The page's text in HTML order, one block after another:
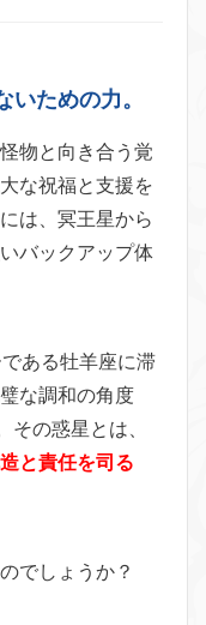
ための力。
物と向き合う覚
な祝福と支援を
は、冥王星から
バックアップ体
ある牡羊座に滞
な調和の角度
その惑星とは、
と責任を司る
でしょうか？